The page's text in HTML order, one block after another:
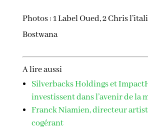
Photos : 1 Label Oued, 2 Chris
Bostwana
A lire aussi
Silverbacks Holdings et
investissent dans l’avenir de la
Franck Niamien, directeur
cogérant